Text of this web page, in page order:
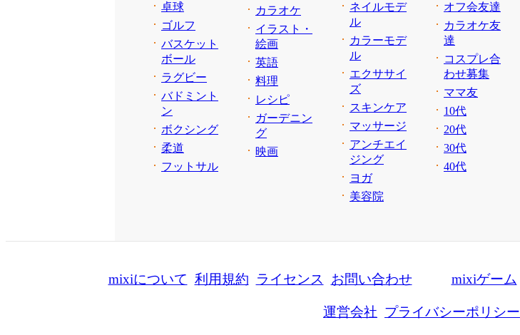
卓球
ゴルフ
バスケット
ボール
ラグビー
バドミント
ン
ボクシング
柔道
フットサル
カラオケ
イラスト・
絵画
英語
料理
レシピ
ガーデニン
グ
映画
ネイルモデ
ル
カラーモデ
ル
エクササイ
ズ
スキンケア
マッサージ
アンチエイ
ジング
ヨガ
美容院
オフ会友達
カラオケ友
達
コスプレ合
わせ募集
ママ友
10代
20代
30代
40代
mixiについて 利用規約 ライセンス お問い合わせ mixiゲーム
運営会社 プライバシーポリシー